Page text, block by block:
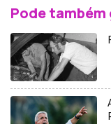
Pode